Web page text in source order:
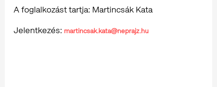
A foglalkozást tartja: Martincsák Kata
Jelentkezés: martincsak.kata@neprajz.hu